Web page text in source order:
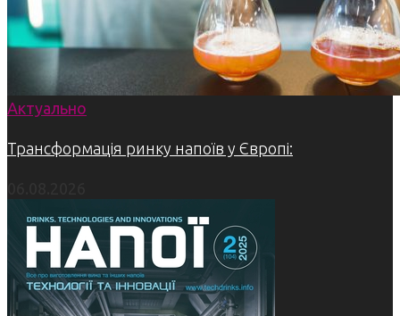
Актуально
Трансформація ринку напоїв у Європі: